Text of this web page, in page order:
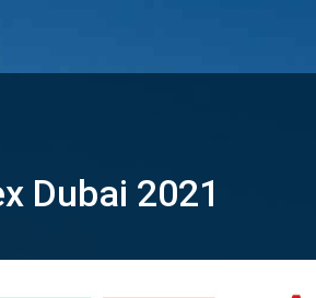
Dubai 2021